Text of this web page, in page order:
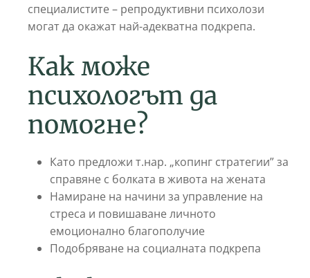
специалистите – репродуктивни психолози
могат да окажат най-адекватна подкрепа.
Как може
психологът да
помогне?
Като предложи т.нар. „копинг стратегии” за
справяне с болката в живота на жената
Намиране на начини за управление на
стреса и повишаване личното
емоционално благополучие
Подобряване на социалната подкрепа